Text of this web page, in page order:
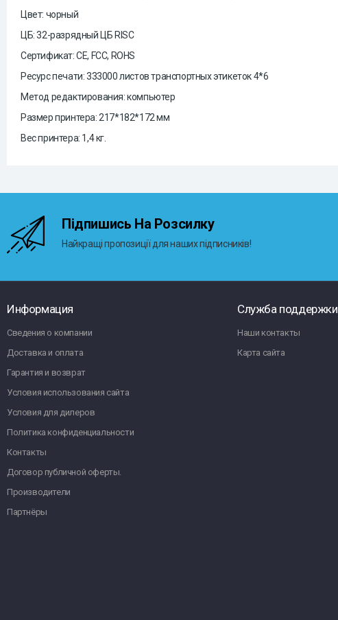
Цвет: чорный
ЦБ: 32-разрядный ЦБ RISC
Сертификат: CE, FCC, ROHS
Ресурс печати: 333000 листов транспортных этикеток 4*6
Метод редактирования: компьютер
Размер принтера: 217*182*172 мм
Вес принтера: 1,4 кг.
Підпишись На Розсилку
Найкращі пропозиції для наших підписників!
Информация
Сведения о компании
Доставка и оплата
Гарантия и возврат
Условия использования сайта
Условия для дилеров
Политика конфиденциальности
Контакты
Договор публичной оферты.
Производители
Партнёры
Служба поддержки
Наши контакты
Карта сайта